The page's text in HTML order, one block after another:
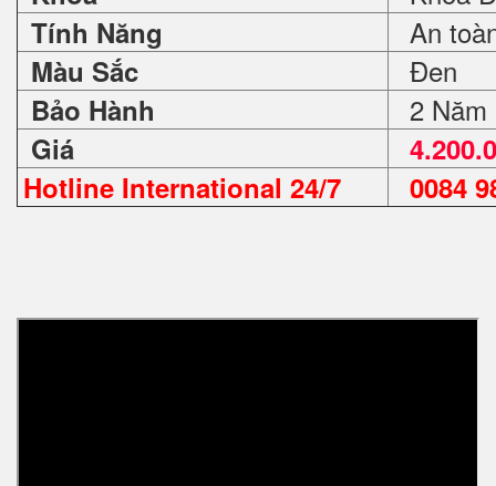
Tính Năng An
Màu Sắc Đen
Bảo Hành 2 Năm
Giá
Hotline International 24/7
0084